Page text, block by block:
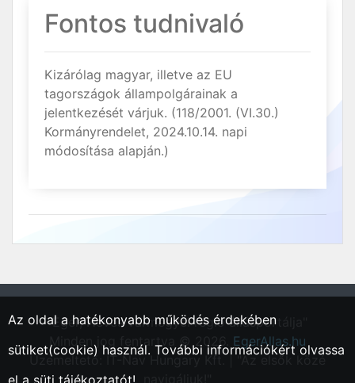
Fontos tudnivaló
Kizárólag magyar, illetve az EU
tagországok állampolgárainak a
jelentkezését várjuk. (118/2001. (VI.30.)
Kormányrendelet, 2024.10.14. napi
módosítása alapján.)
"Eger, Heves vármegyei régió állásportálja"
Minden jog fentartva © 2026. EgerAllas.hu
Üzemeltető: IT-Nav Hungary Kft. | "Az elsők közé
Az oldal a hatékonyabb működés érdekében
sütiket(cookie) használ. További információkért olvassa
el a süti tájékoztatót!